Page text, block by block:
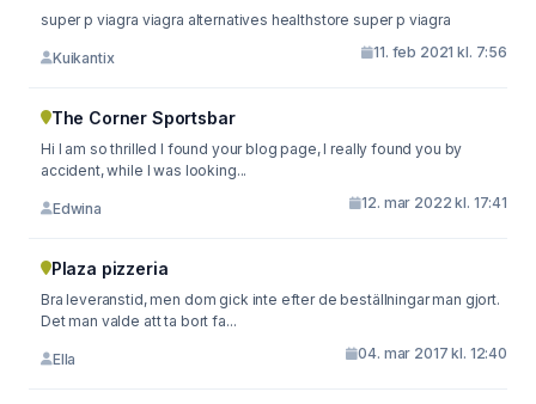
super p viagra viagra alternatives healthstore super p viagra
Kuikantix 11. feb 2021 kl. 7:56
The Corner Sportsbar
Hi I am so thrilled I found your blog page, I really found you by
accident, while I was looking...
Edwina 12. mar 2022 kl. 17:41
Plaza pizzeria
Bra leveranstid, men dom gick inte efter de beställningar man gjort.
Det man valde att ta bort fa...
Ella 04. mar 2017 kl. 12:40